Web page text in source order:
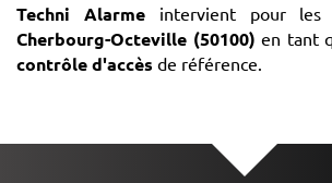
Techni Alarmeintervient pour les
Cherbourg-Octeville (50100) en tant
contrôle d'accès de référence.